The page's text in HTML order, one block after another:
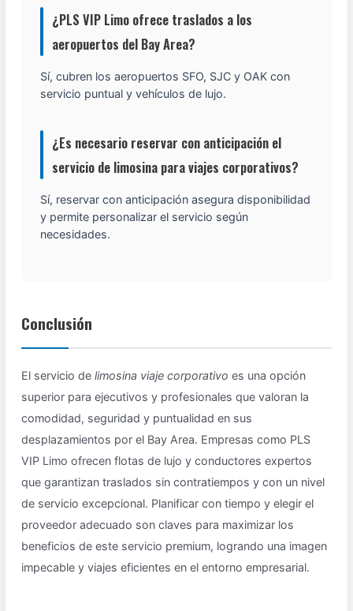
¿PLS VIP Limo ofrece traslados a los
aeropuertos del Bay Area?
Sí, cubren los aeropuertos SFO, SJC y OAK con
servicio puntual y vehículos de lujo.
¿Es necesario reservar con anticipación el
servicio de limosina para viajes corporativos?
Sí, reservar con anticipación asegura disponibilidad
y permite personalizar el servicio según
necesidades.
Conclusión
El servicio delimosina viaje corporativo es una opción
superior para ejecutivos y profesionales que valoran la
comodidad, seguridad y puntualidad en sus
desplazamientos por el Bay Area. Empresas como PLS
VIP Limo ofrecen flotas de lujo y conductores expertos
que garantizan traslados sin contratiempos y con un nivel
de servicio excepcional. Planificar con tiempo y elegir el
proveedor adecuado son claves para maximizar los
beneficios de este servicio premium, logrando una imagen
impecable y viajes eficientes en el entorno empresarial.